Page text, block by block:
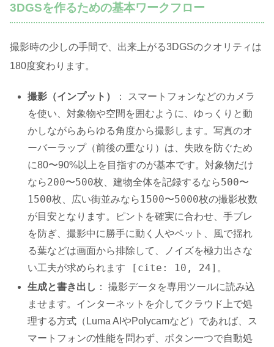
3DGSを作るための基本ワークフロー
撮影時の少しの手間で、出来上がる3DGSのクオリティは
180度変わります。
撮影（インプット）
： スマートフォンなどのカメラ
を使い、対象物や空間を囲むように、ゆっくりと動
かしながらあらゆる角度から撮影します。写真のオ
ーバーラップ（前後の重なり）は、失敗を防ぐため
に80〜90%以上を目指すのが基本です。 対象物だけ
なら200〜500枚、建物全体を記録するなら500〜
1500枚、広い街並みなら1500〜5000枚の撮影枚数
が目安となります。ピントを確実に合わせ、手ブレ
を防ぎ、撮影中に勝手に動く人やペット、風で揺れ
る葉などは画面から排除して、ノイズを極力出さな
い工夫が求められます [cite: 10, 24]。
生成と書き出し ： 撮影データを専用ツールに読み込
ませます。インターネットを介してクラウド上で処
理する方式（Luma AIやPolycamなど）であれば、ス
マートフォンの性能を問わず、ボタン一つで自動処